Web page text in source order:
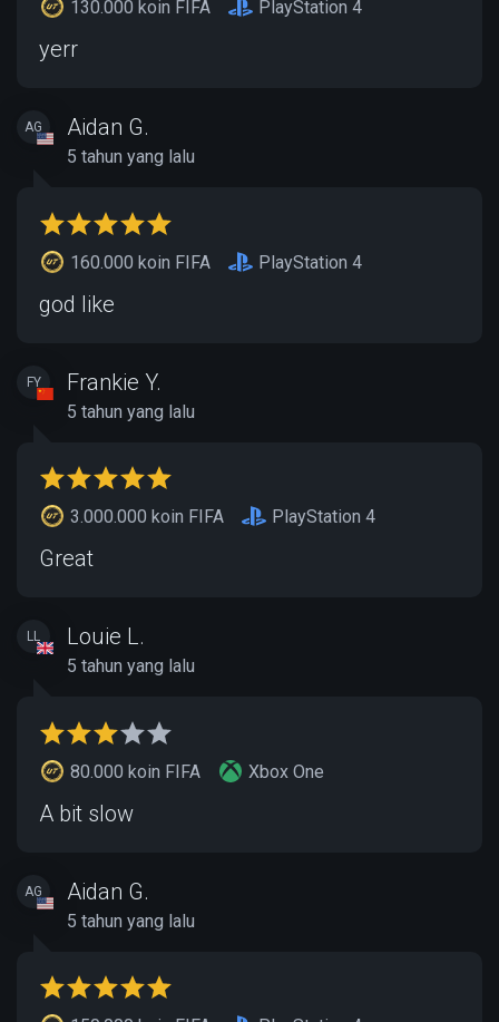
130.000 koin FIFA PlayStation 4
yerr
AG Aidan G.
5 tahun yang lalu
160.000 koin FIFA PlayStation 4
god like
FY Frankie Y.
5 tahun yang lalu
3.000.000 koin FIFA PlayStation 4
Great
LL Louie L.
5 tahun yang lalu
80.000 koin FIFA Xbox One
A bit slow
AG Aidan G.
5 tahun yang lalu